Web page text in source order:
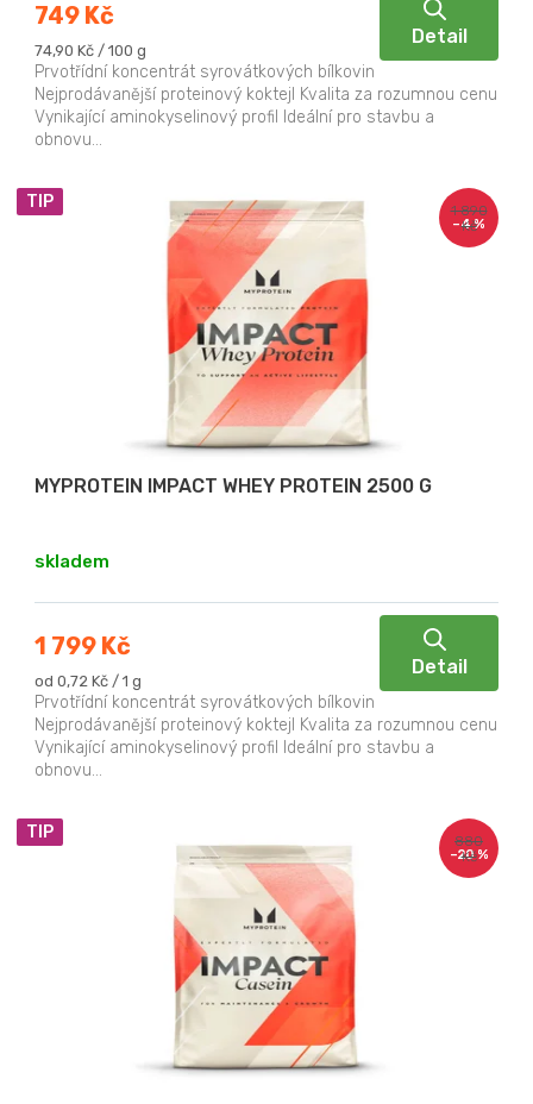
749 Kč
Měrná
cena:
74,90 Kč / 100 g
Detail
Prvotřídní koncentrát syrovátkových bílkovin
Nejprodávanější proteinový koktejl Kvalita za rozumnou cenu
Vynikající aminokyselinový profil Ideální pro stavbu a
obnovu...
TIP
1 890
Kč
–4 %
MYPROTEIN IMPACT WHEY PROTEIN 2500 G
skladem
1 799 Kč
Měrná
cena:
od 0,72 Kč / 1 g
Detail
Prvotřídní koncentrát syrovátkových bílkovin
Nejprodávanější proteinový koktejl Kvalita za rozumnou cenu
Vynikající aminokyselinový profil Ideální pro stavbu a
obnovu...
TIP
880
Kč
–20 %